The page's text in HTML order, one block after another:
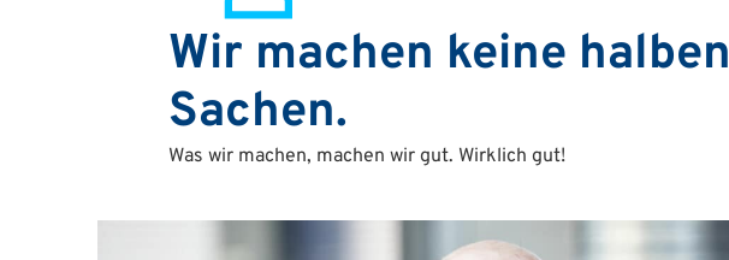
Wir machen keine halben
Sachen.
Was wir machen, machen wir gut. Wirklich gut!